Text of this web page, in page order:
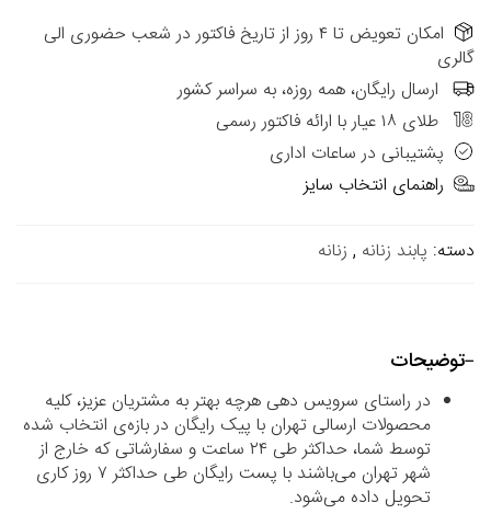
امکان تعویض تا ۴ روز از تاریخ فاکتور در شعب حضوری الی
گالری
ارسال رایگان، همه روزه، به سراسر کشور
طلای ۱۸ عیار با ارائه فاکتور رسمی
پشتیبانی در ساعات اداری
راهنمای انتخاب سایز
دسته: پابند زنانه , زنانه
توضیحات
در راستای سرویس دهی هرچه بهتر به مشتریان عزیز، کلیه
محصولات ارسالی تهران با پیک رایگان در بازه‌ی انتخاب شده
توسط شما، حداکثر طی ۲۴ ساعت و سفارشاتی که خارج از
شهر تهران می‌باشند با پست رایگان طی حداکثر ۷ روز کاری
تحویل داده می‌شود.